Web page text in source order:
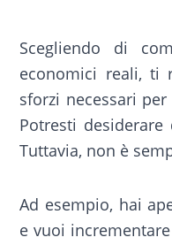
Scegliendo di
economici reali, ti
sforzi necessari
Potresti
Tuttavia, non è
Ad esempio, hai
e vuoi